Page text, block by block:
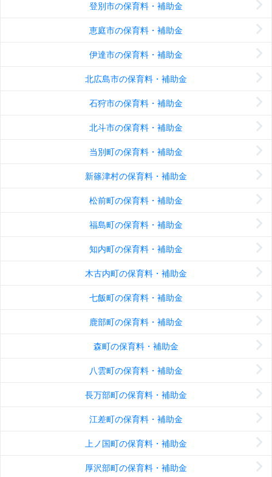
登別市の保育料・補助金
恵庭市の保育料・補助金
伊達市の保育料・補助金
北広島市の保育料・補助金
石狩市の保育料・補助金
北斗市の保育料・補助金
当別町の保育料・補助金
新篠津村の保育料・補助金
松前町の保育料・補助金
福島町の保育料・補助金
知内町の保育料・補助金
木古内町の保育料・補助金
七飯町の保育料・補助金
鹿部町の保育料・補助金
森町の保育料・補助金
八雲町の保育料・補助金
長万部町の保育料・補助金
江差町の保育料・補助金
上ノ国町の保育料・補助金
厚沢部町の保育料・補助金